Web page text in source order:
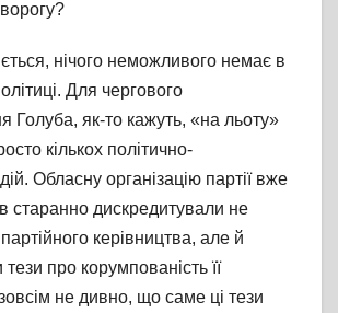
нічого неможливого немає в
Для чергового
Голуба, як-то кажуть, «на льоту»
кількох політично-
Обласну організацію партії вже
старанно дискредитували не
керівництва, але й
про корумпованість її
зовсім не дивно, що саме ці тези